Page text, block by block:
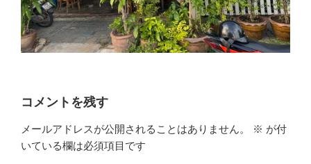
コメントを残す
メールアドレスが公開されることはありません。 ※ が付
いている欄は必須項目です